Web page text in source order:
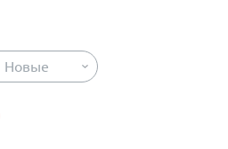
Новые